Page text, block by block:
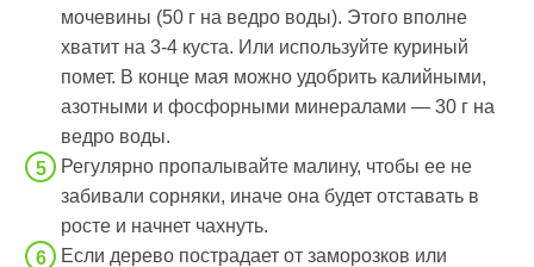
мочевины (50 г на ведро воды). Этого вполне
хватит на 3-4 куста. Или используйте куриный
помет. В конце мая можно удобрить калийными,
азотными и фосфорными минералами — 30 г на
ведро воды.
Регулярно пропалывайте малину, чтобы ее не
забивали сорняки, иначе она будет отставать в
росте и начнет чахнуть.
Если дерево пострадает от заморозков или